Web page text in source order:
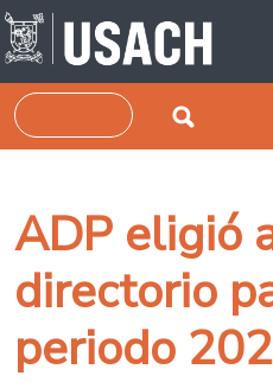
Pasar al contenido principal
Buscar
ADP eligió
directorio
periodo